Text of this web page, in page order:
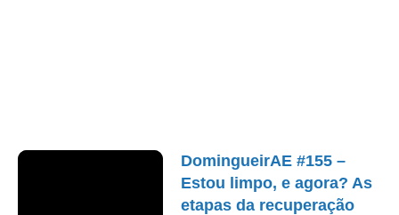
DomingueirAE #155 –
Estou limpo, e agora? As
etapas da recuperação